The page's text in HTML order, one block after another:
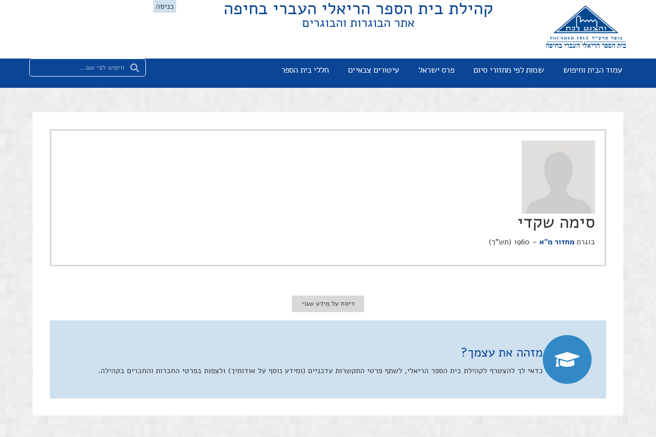
קהילת בית הספר הריאלי העברי בחיפה
אתר הבוגרות והבוגרים
כניסה
עמוד הבית וחיפוש שמות לפי מחזורי סיום פרס ישראל עיטורים צבאיים חללי בית הספר
סימה שקדי
בוגרתמחזור מ"א – 1960 (תש"ך)
דיווח על מידע שגוי
מזהה את עצמך?
כדאי לך להצטרף לקהילת בית הספר הריאלי, לשתף פרטי התקשרות עדכניים (ומידע נוסף על אודותיך) ולצפות בפרטי החברות והחברים בקהילה.